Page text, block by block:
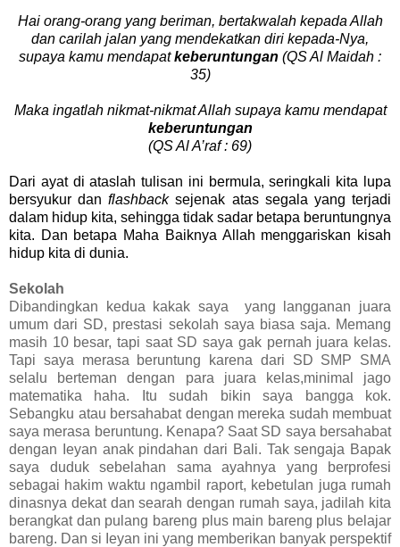
Hai orang-orang yang beriman, bertakwalah kepada Allah
dan carilah jalan yang mendekatkan diri kepada-Nya,
supaya kamu mendapatkeberuntungan (QS Al Maidah :
35)
Maka ingatlah nikmat-nikmat Allah supaya kamu mendapat
keberuntungan
(QS Al A’raf : 69)
Dari ayat di ataslah tulisan ini bermula, seringkali kita lupa
bersyukur danflashbacksejenak atas segala yang terjadi
dalam hidup kita, sehingga tidak sadar betapa beruntungnya
kita. Dan betapa Maha Baiknya Allah menggariskan kisah
hidup kita di dunia.
Sekolah
Dibandingkan kedua kakak saya
yang langganan juara
umum dari SD, prestasi sekolah saya biasa saja. Memang
masih 10 besar, tapi saat SD saya gak pernah juara kelas.
Tapi saya merasa beruntung karena dari SD SMP SMA
selalu berteman dengan para juara kelas,minimal jago
matematika haha. Itu sudah bikin saya bangga kok.
Sebangku atau bersahabat dengan mereka sudah membuat
saya merasa beruntung. Kenapa? Saat SD saya bersahabat
dengan Ieyan anak pindahan dari Bali. Tak sengaja Bapak
saya duduk sebelahan sama ayahnya yang berprofesi
sebagai hakim waktu ngambil raport, kebetulan juga rumah
dinasnya dekat dan searah dengan rumah saya, jadilah kita
berangkat dan pulang bareng plus main bareng plus belajar
bareng. Dan si Ieyan ini yang memberikan banyak perspektif